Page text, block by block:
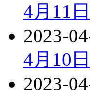
4月11
2023-
4月10
2023-